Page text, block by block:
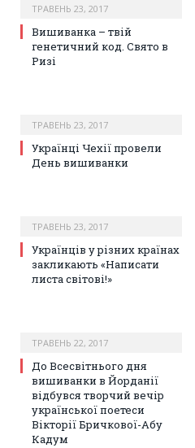
ТРАВЕНЬ 23, 2017
Вишиванка – твій
генетичний код. Свято в
Ризі
ТРАВЕНЬ 23, 2017
Українці Чехії провели
День вишиванки
ТРАВЕНЬ 23, 2017
Українців у різних країнах
закликають «Написати
листа світові!»
ТРАВЕНЬ 22, 2017
До Всесвітнього дня
вишиванки в Йорданії
відбувся творчий вечір
української поетеси
Вікторії Бричкової-Абу
Кадум